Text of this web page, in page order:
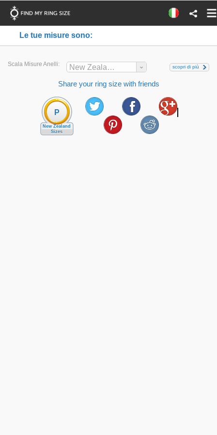
Le tue misure sono:
Scala Misure Anelli: New Zealand scopri di più
Share your ring size with friends
P
New Zealand
Sizes